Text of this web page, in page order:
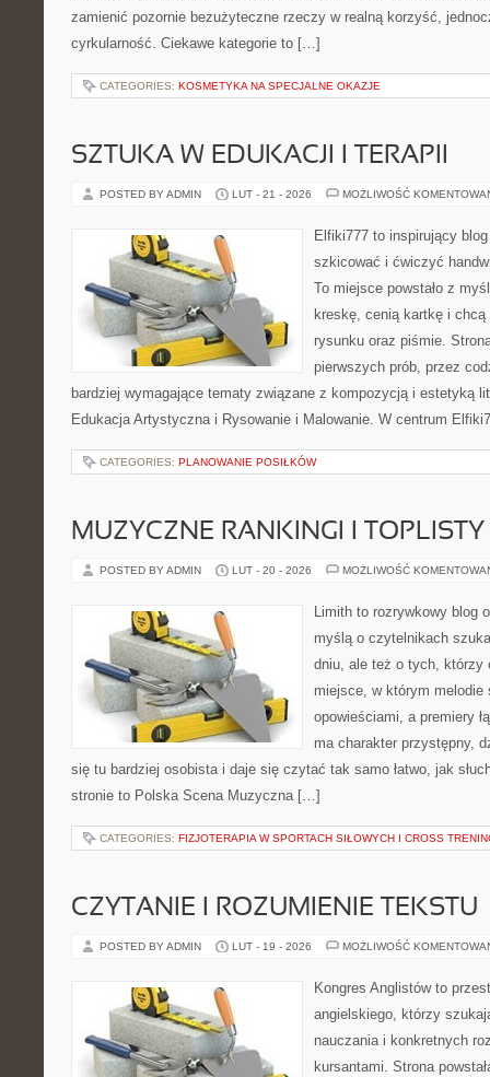
zamienić pozornie bezużyteczne rzeczy w realną korzyść,
cyrkularność. Ciekawe kategorie to […]
CATEGORIES: KOSMETYKA NA SPECJALNE OKAZJE
SZTUKA W EDUKACJI I TERAPII
POSTED BY ADMIN LUT - 21 - 2026 MOŻLIWOŚĆ
Elfiki777 to inspirujący
szkicować i ćwiczyć
To miejsce powstało z
kreskę, cenią kartkę i chcą
rysunku oraz piśmie.
pierwszych prób, przez
bardziej wymagające tematy związane z kompozycją i estetyką
Edukacja Artystyczna i Rysowanie i Malowanie. W centrum
CATEGORIES: PLANOWANIE POSIŁKÓW
MUZYCZNE RANKINGI I TOPLISTY
POSTED BY ADMIN LUT - 20 - 2026 MOŻLIWOŚĆ
Limith to rozrywkowy blog
myślą o czytelnikach
dniu, ale też o tych, którzy
miejsce, w którym melodie
opowieściami, a premiery
ma charakter przystępny,
się tu bardziej osobista i daje się czytać tak samo łatwo, jak
stronie to Polska Scena Muzyczna […]
CATEGORIES: FIZJOTERAPIA W SPORTACH SIŁOWYCH I CROSS
CZYTANIE I ROZUMIENIE TEKSTU
POSTED BY ADMIN LUT - 19 - 2026 MOŻLIWOŚĆ
Kongres Anglistów to
angielskiego, którzy
nauczania i konkretnych
kursantami. Strona